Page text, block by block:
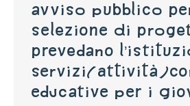
Avviso pubblico
selezione di
prevedano
servizi/attività/
educative per i